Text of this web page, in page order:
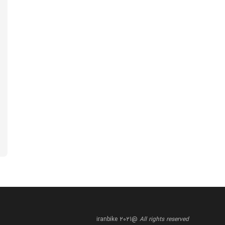
All rights reserved
@iranbike 2021